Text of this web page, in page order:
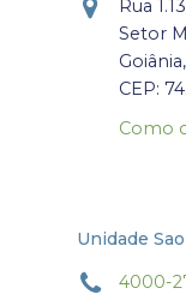
Rua
Setor
CEP:
Como
Unidade
4000-